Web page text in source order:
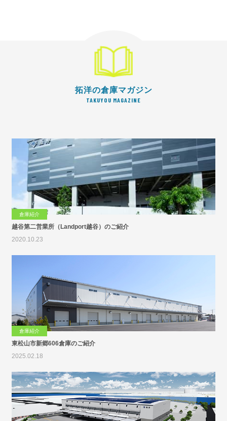
拓洋の倉庫マガジン
TAKUYOU MAGAZINE
倉庫紹介
越谷第二営業所（Landport越谷）のご紹介
2020.10.23
倉庫紹介
東松山市新郷606倉庫のご紹介
2025.02.18